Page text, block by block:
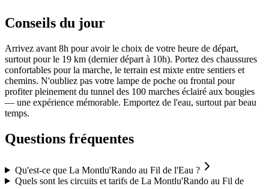
Conseils du jour
Arrivez avant 8h pour avoir le choix de votre heure de départ,
surtout pour le 19 km (dernier départ à 10h). Portez des chaussures
confortables pour la marche, le terrain est mixte entre sentiers et
chemins. N'oubliez pas votre lampe de poche ou frontal pour
profiter pleinement du tunnel des 100 marches éclairé aux bougies
— une expérience mémorable. Emportez de l'eau, surtout par beau
temps.
Questions fréquentes
Qu'est-ce que La Montlu'Rando au Fil de l'Eau ?
Quels sont les circuits et tarifs de La Montlu'Rando au Fil de